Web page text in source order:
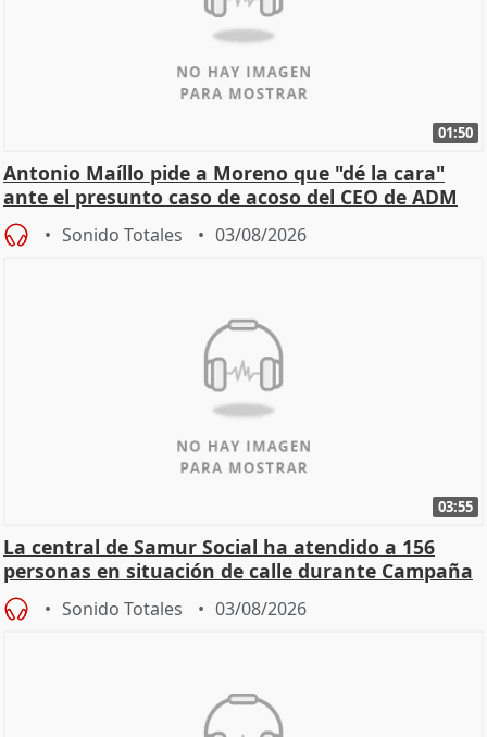
01:50
Antonio Maíllo pide a Moreno que "dé la cara"
ante el presunto caso de acoso del CEO de ADM
Sonido Totales 03/08/2026
03:55
La central de Samur Social ha atendido a 156
personas en situación de calle durante Campaña
de Calor
Sonido Totales 03/08/2026